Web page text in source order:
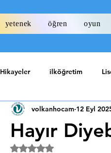
yetenek öğren oyun
Hikayeler ilköğretim
Özel
Hayır
volkanhocam 12 Eyl
5 üzerinden NaN yıldız